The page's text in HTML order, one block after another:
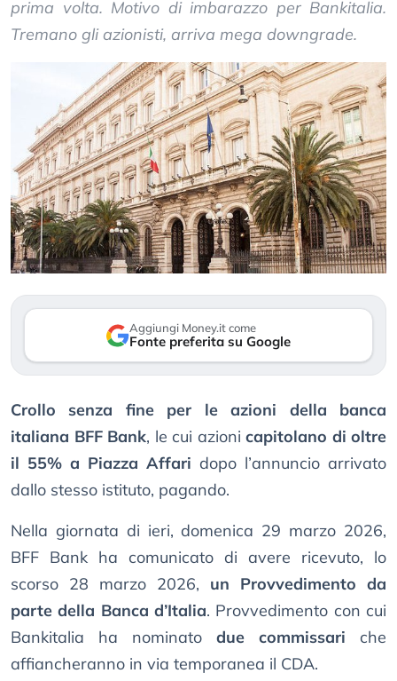
prima volta. Motivo di imbarazzo per Bankitalia.
Tremano gli azionisti, arriva mega downgrade.
Aggiungi Money.it come
Fonte preferita su Google
Crollo senza fine per le azioni della banca
italiana BFF Bank, le cui azioni capitolano di oltre
il 55% a Piazza Affari dopo l’annuncio arrivato
dallo stesso istituto, pagando.
Nella giornata di ieri, domenica 29 marzo 2026,
BFF Bank ha comunicato di avere ricevuto, lo
scorso 28 marzo 2026, un Provvedimento da
parte della Banca d’Italia. Provvedimento con cui
Bankitalia ha nominato due commissari che
affiancheranno in via temporanea il CDA.